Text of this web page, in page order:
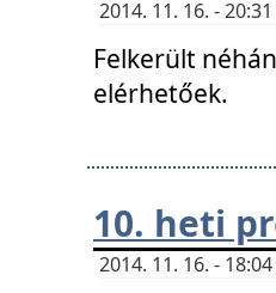
2014. 11. 16. -
Felkerült
elérhetőek.
10. heti
2014. 11. 16. -